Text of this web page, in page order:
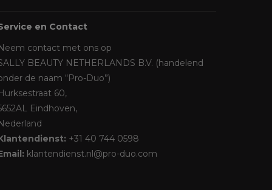
en Contact
contact met ons op
BEAUTY NETHERLANDS B.V. (handelend
de naam “Pro-Duo”)
60,
Eindhoven,
+31 40 744 0598
klantendienst.nl@pro-duo.com